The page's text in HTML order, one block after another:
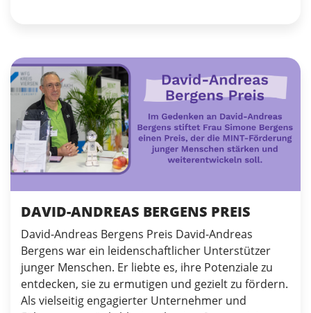
DAVID-ANDREAS BERGENS PREIS
David-Andreas Bergens Preis David-Andreas
Bergens war ein leidenschaftlicher Unterstützer
junger Menschen. Er liebte es, ihre Potenziale zu
entdecken, sie zu ermutigen und gezielt zu fördern.
Als vielseitig engagierter Unternehmer und